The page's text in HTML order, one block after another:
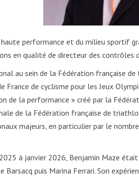
performance et du milieu sportif
en qualité de directeur des contrôles
au sein de la Fédération française
France de cyclisme pour les Jeux
de la performance » créé par la
de la Fédération française de
majeurs, en particulier par le
à janvier 2026, Benjamin Maze
Barsacq puis Marina Ferrari. Son